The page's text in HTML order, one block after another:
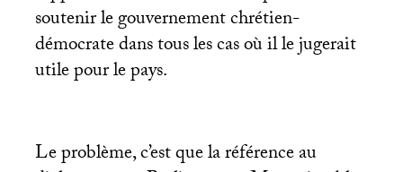
soutenir le gouvernement chrétien-
démocrate dans tous les cas où il le jugerait
utile pour le pays.
Le problème, c’est que la référence au